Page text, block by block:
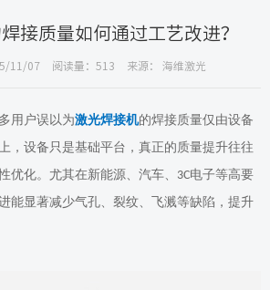
接质量如何通过工艺改进？
11/07 阅读量：513 来源： 海维激光
用户误以为激光焊接机的焊接质量仅由设备
，设备只是基础平台，真正的质量提升往往
优化。尤其在新能源、汽车、 3C电子等高要
能显著减少气孔、裂纹、飞溅等缺陷，提升